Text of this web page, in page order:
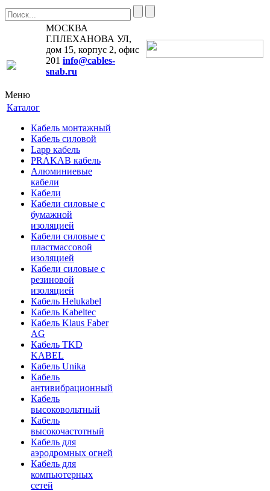
МОСКВА
Г.ПЛЕХАНОВА УЛ,
дом 15, корпус 2, офис
201 info@cables-
snab.ru
Меню
Каталог
Кабель монтажный
Кабель силовой
Lapp кабель
PRAKAB кабель
Алюминиевые
кабели
Кабели
Кабели силовые с
бумажной
изоляцией
Кабели силовые с
пластмассовой
изоляцией
Кабели силовые с
резиновой
изоляцией
Кабель Helukabel
Кабель Kabeltec
Кабель Klaus Faber
AG
Кабель TKD
KABEL
Кабель Unika
Кабель
антивибрационный
Кабель
высоковольтный
Кабель
высокочастотный
Кабель для
аэродромных огней
Кабель для
компьютерных
сетей